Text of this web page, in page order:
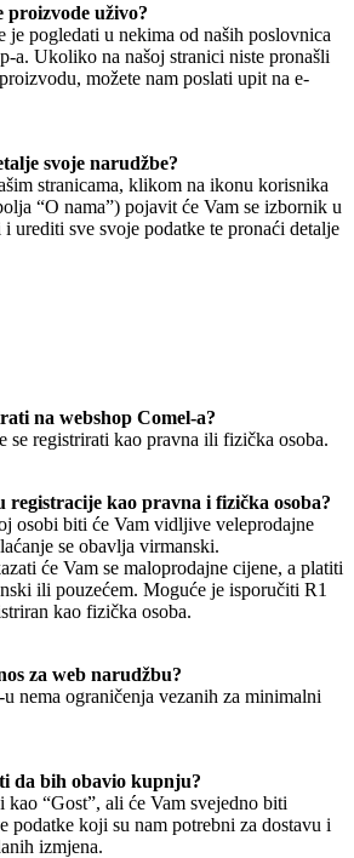
proizvode uživo?
je pogledati u nekima od naših poslovnica
a. Ukoliko na našoj stranici niste pronašli
možete nam poslati upit na e-
svoje narudžbe?
stranicama, klikom na ikonu korisnika
“O nama”) pojavit će Vam se izbornik u
urediti sve svoje podatke te pronaći detalje
na webshop Comel-a?
se registrirati kao pravna ili fizička osoba.
registracije kao pravna i fizička osoba?
osobi biti će Vam vidljive veleprodajne
se obavlja virmanski.
će Vam se maloprodajne cijene, a platiti
ili pouzećem. Moguće je isporučiti R1
kao fizička osoba.
za web narudžbu?
nema ograničenja vezanih za minimalni
da bih obavio kupnju?
“Gost”, ali će Vam svejedno biti
podatke koji su nam potrebni za dostavu i
izmjena.